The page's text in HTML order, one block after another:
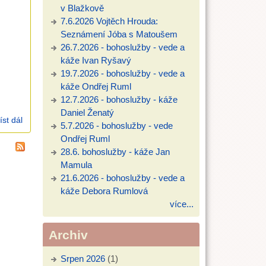
dál24.3.2024 Daniel Ženatý (2Sam 18)
v Blažkově
7.6.2026 Vojtěch Hrouda:
Seznámení Jóba s Matoušem
26.7.2026 - bohoslužby - vede a
káže Ivan Ryšavý
19.7.2026 - bohoslužby - vede a
káže Ondřej Ruml
12.7.2026 - bohoslužby - káže
Daniel Ženatý
5.7.2026 - bohoslužby - vede
Ondřej Ruml
28.6. bohoslužby - káže Jan
Mamula
21.6.2026 - bohoslužby - vede a
káže Debora Rumlová
více...
Archiv
Srpen 2026 (1)